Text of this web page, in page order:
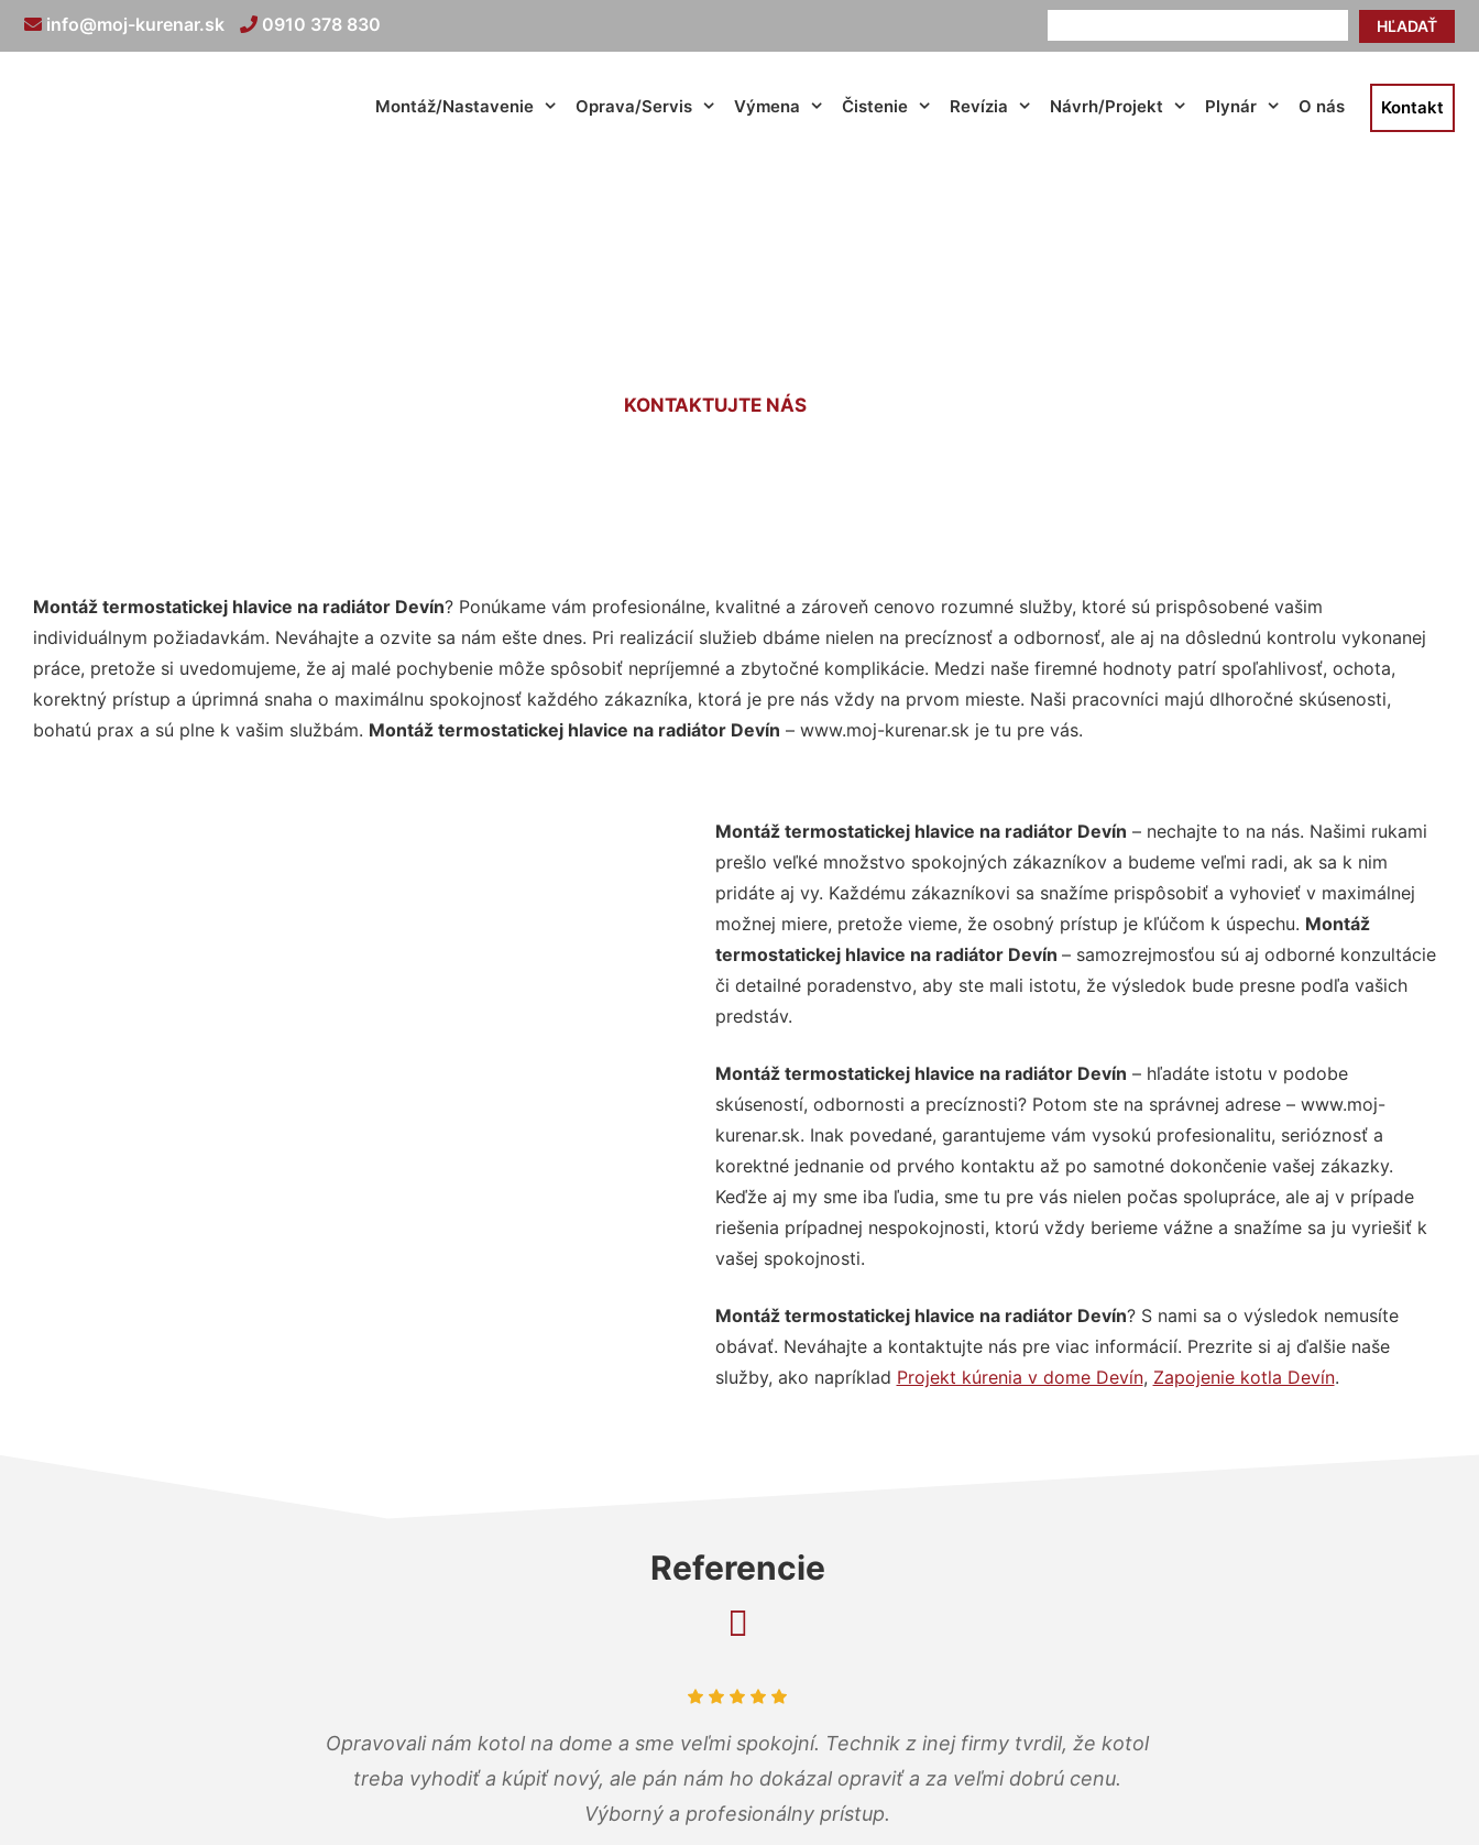
HĽADAŤ
info@moj-kurenar.sk 0910 378 830
Montáž/Nastavenie Oprava/Servis Výmena Čistenie Revízia Návrh/Projekt Plynár O nás Kontakt
KONTAKTUJTE NÁS
Montáž termostatickej hlavice na radiátor Devín? Ponúkame vám profesionálne, kvalitné a zároveň cenovo rozumné služby, ktoré sú prispôsobené vašim
individuálnym požiadavkám. Neváhajte a ozvite sa nám ešte dnes. Pri realizácií služieb dbáme nielen na precíznosť a odbornosť, ale aj na dôslednú kontrolu vykonanej
práce, pretože si uvedomujeme, že aj malé pochybenie môže spôsobiť nepríjemné a zbytočné komplikácie. Medzi naše firemné hodnoty patrí spoľahlivosť, ochota,
korektný prístup a úprimná snaha o maximálnu spokojnosť každého zákazníka, ktorá je pre nás vždy na prvom mieste. Naši pracovníci majú dlhoročné skúsenosti,
bohatú prax a sú plne k vašim službám. Montáž termostatickej hlavice na radiátor Devín – www.moj-kurenar.sk je tu pre vás.
Montáž termostatickej hlavice na radiátor Devín – nechajte to na nás. Našimi rukami
prešlo veľké množstvo spokojných zákazníkov a budeme veľmi radi, ak sa k nim
pridáte aj vy. Každému zákazníkovi sa snažíme prispôsobiť a vyhovieť v maximálnej
možnej miere, pretože vieme, že osobný prístup je kľúčom k úspechu. Montáž
termostatickej hlavice na radiátor Devín – samozrejmosťou sú aj odborné konzultácie
či detailné poradenstvo, aby ste mali istotu, že výsledok bude presne podľa vašich
predstáv.
Montáž termostatickej hlavice na radiátor Devín – hľadáte istotu v podobe
skúseností, odbornosti a precíznosti? Potom ste na správnej adrese – www.moj-
kurenar.sk. Inak povedané, garantujeme vám vysokú profesionalitu, serióznosť a
korektné jednanie od prvého kontaktu až po samotné dokončenie vašej zákazky.
Keďže aj my sme iba ľudia, sme tu pre vás nielen počas spolupráce, ale aj v prípade
riešenia prípadnej nespokojnosti, ktorú vždy berieme vážne a snažíme sa ju vyriešiť k
vašej spokojnosti.
Montáž termostatickej hlavice na radiátor Devín? S nami sa o výsledok nemusíte
obávať. Neváhajte a kontaktujte nás pre viac informácií. Prezrite si aj ďalšie naše
služby, ako napríklad Projekt kúrenia v dome Devín, Zapojenie kotla Devín.
Referencie
Opravovali nám kotol na dome a sme veľmi spokojní. Technik z inej firmy tvrdil, že kotol
treba vyhodiť a kúpiť nový, ale pán nám ho dokázal opraviť a za veľmi dobrú cenu.
Výborný a profesionálny prístup.